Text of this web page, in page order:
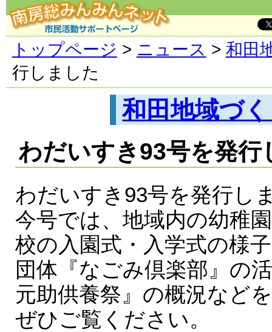
トップページ > ニュース > 和田
行しました
和田地域づ
わだいすき93号を発行
わだいすき93号を発行し
今号では、地域内の幼稚
校の入園式・入学式の様
団体『なごみ倶楽部』の
元助供養祭』の概況など
ぜひご覧ください。